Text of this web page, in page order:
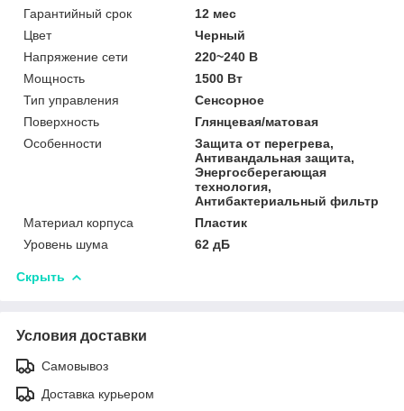
Гарантийный срок
12 мес
Цвет
Черный
Напряжение сети
220~240 В
Мощность
1500 Вт
Тип управления
Сенсорное
Поверхность
Глянцевая/матовая
Особенности
Защита от перегрева,
Антивандальная защита,
Энергосберегающая
технология,
Антибактериальный фильтр
Материал корпуса
Пластик
Уровень шума
62 дБ
Скрыть
Условия доставки
Самовывоз
Доставка курьером